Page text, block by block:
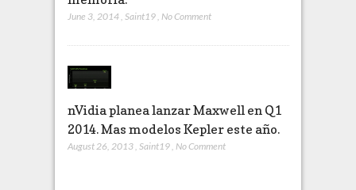
June 3, 2014 Saint19 No Comment
nVidia planea lanzar Maxwell en Q1
2014. Mas modelos Kepler este año.
August 26, 2013, Saint19, No Comment